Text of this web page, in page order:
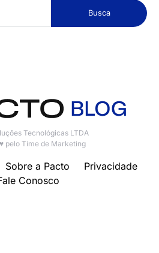
Busca
Tecnológicas LTDA
pelo Time de Marketing
Sobre a Pacto
Privacidade
Conosco